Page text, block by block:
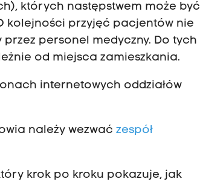
których następstwem może być
kolejności przyjęć pacjentów nie
personel medyczny. Do tych
od miejsca zamieszkania.
internetowych oddziałów
należy wezwaćzespół
krok po kroku pokazuje, jak